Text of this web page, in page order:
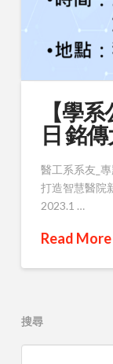
【學
日 銘
醫工系系友_
打造智慧醫院
2023.1 …
Read More
搜尋